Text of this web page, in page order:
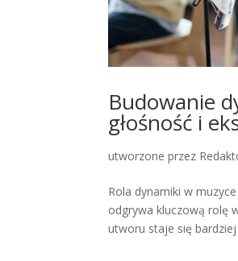
Budowanie
głośność i
utworzone przez
Rola dynamiki w
odgrywa kluczową rolę
utworu staje się